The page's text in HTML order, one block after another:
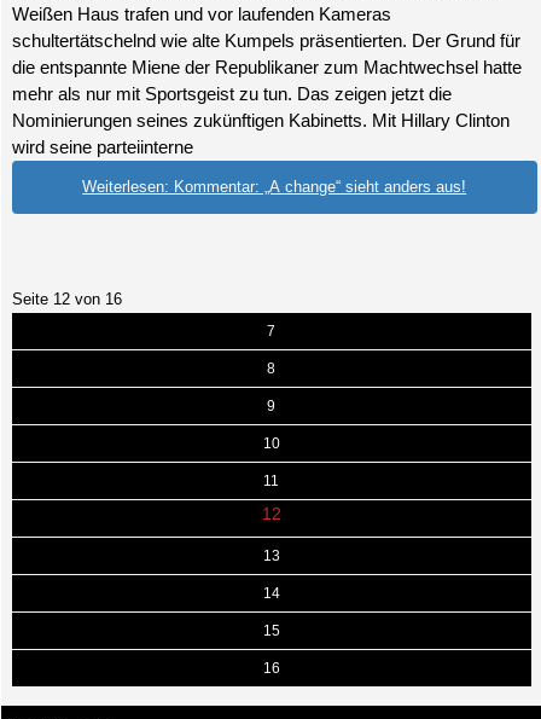
Weißen Haus trafen und vor laufenden Kameras
schultertätschelnd wie alte Kumpels präsentierten. Der Grund für
die entspannte Miene der Republikaner zum Machtwechsel hatte
mehr als nur mit Sportsgeist zu tun. Das zeigen jetzt die
Nominierungen seines zukünftigen Kabinetts. Mit Hillary Clinton
wird seine parteiinterne
Weiterlesen: Kommentar: „A change“ sieht anders aus!
Seite 12 von 16
7
8
9
10
11
12
13
14
15
16